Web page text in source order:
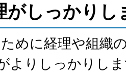
がしっかりし
めに経理や組織
よりしっかりし